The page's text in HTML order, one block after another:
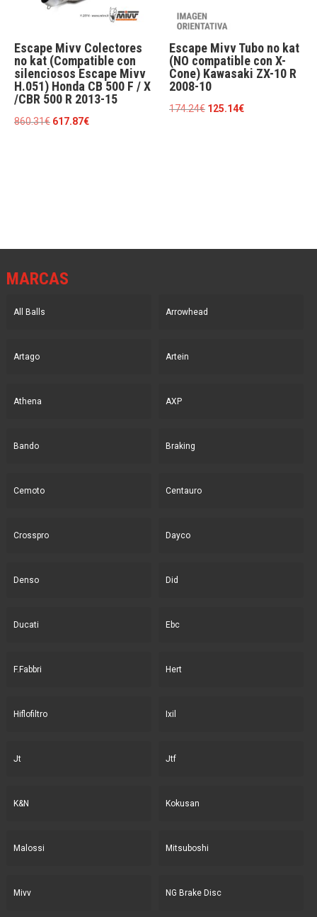
Escape Mivv Colectores
no kat (Compatible con
silenciosos Escape Mivv
H.051) Honda CB 500 F / X
/CBR 500 R 2013-15
860.31€ El
617.87€El
Escape Mivv Tubo no kat
(NO compatible con X-
Cone) Kawasaki ZX-10 R
2008-10
174.24€ El
125.14€El
MARCAS
All Balls Arrowhead
Artago Artein
Athena AXP
Bando Braking
Cemoto Centauro
Crosspro Dayco
Denso Did
Ducati Ebc
F.Fabbri Hert
Hiflofiltro Ixil
Jt Jtf
K&N Kokusan
Malossi Mitsuboshi
Mivv NG Brake Disc